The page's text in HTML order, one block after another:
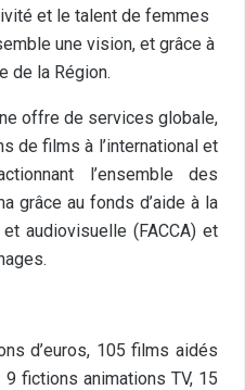
et le talent de femmes
une vision, et grâce à
de la Région.
offre de services globale,
de films à l’international et
l’ensemble des
grâce au fonds d’aide à la
audiovisuelle (FACCA) et
d’euros, 105 films aidés
fictions animations TV, 15